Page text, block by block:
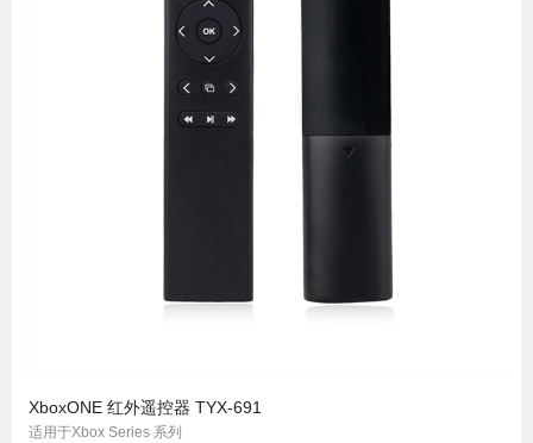
XboxONE 红外遥控器 TYX-691
适用于Xbox Series 系列